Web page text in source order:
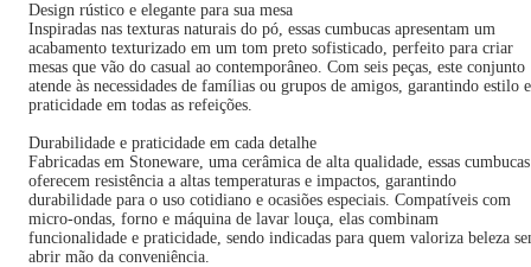
Design rústico e elegante para sua mesa
Inspiradas nas texturas naturais do pó, essas cumbucas apresentam um
acabamento texturizado em um tom preto sofisticado, perfeito para criar
mesas que vão do casual ao contemporâneo. Com seis peças, este conjunto
atende às necessidades de famílias ou grupos de amigos, garantindo estilo e
praticidade em todas as refeições.
Durabilidade e praticidade em cada detalhe
Fabricadas em Stoneware, uma cerâmica de alta qualidade, essas cumbucas
oferecem resistência a altas temperaturas e impactos, garantindo
durabilidade para o uso cotidiano e ocasiões especiais. Compatíveis com
micro-ondas, forno e máquina de lavar louça, elas combinam
funcionalidade e praticidade, sendo indicadas para quem valoriza beleza
abrir mão da conveniência.